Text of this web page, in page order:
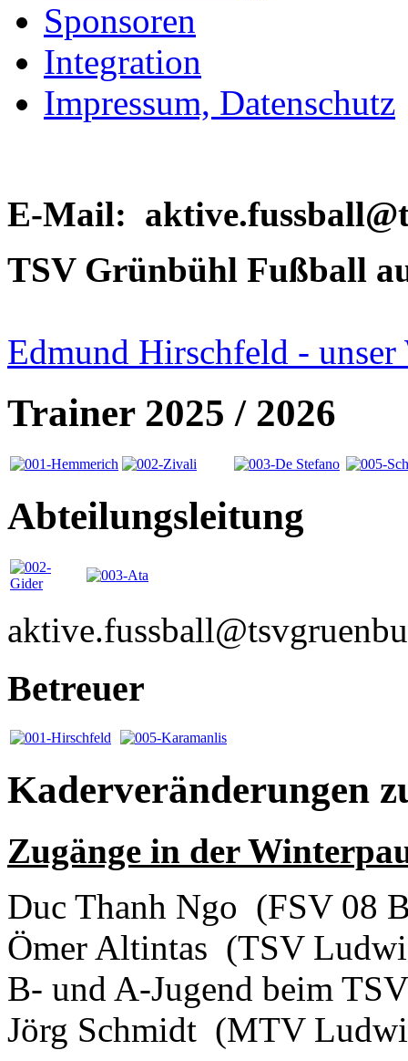
Sponsoren
Integration
Impressum, Datenschutz
E-Mail:
TSV Grünbühl Fußball
Edmund Hirschfeld - unser
Trainer 2025 / 2026
Abteilungsleitung
Betreuer
Kaderveränderungen
Zugänge in der
Duc Thanh Ngo (FSV 08
Ömer Altintas (TSV
B- und A-Jugend beim
Jörg Schmidt (MTV